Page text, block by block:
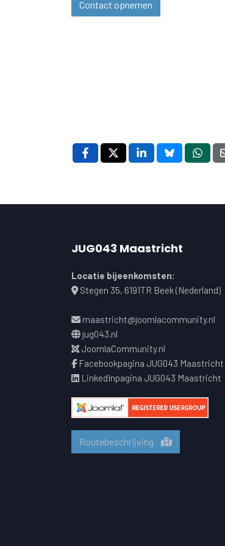
Contact opnemen
JUG043 Maastricht
Locatie bijeenkomsten:
Stegen 35, 6191TR Beek (Nederland)
maastricht@joomlacommunity.nl
jug043.nl
JoomlaCommunity.nl
Facebookpagina JUG043 Maastricht
LinkedInpagina JUG043 Maastricht
Routebeschrijving